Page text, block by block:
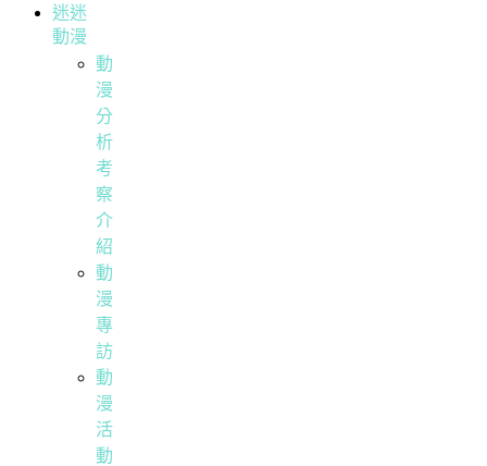
迷迷
動漫
動
漫
分
析
考
察
介
紹
動
漫
專
訪
動
漫
活
動